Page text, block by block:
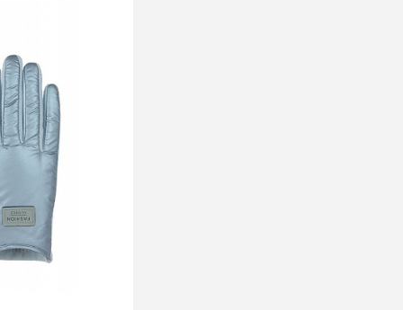
цену
В избранное